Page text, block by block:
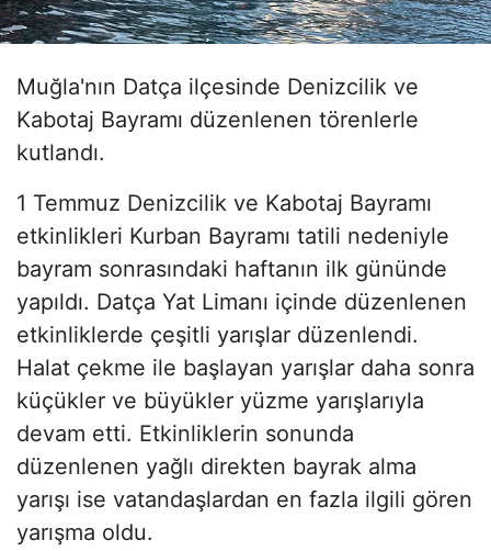
Muğla'nın Datça ilçesinde Denizcilik ve
Kabotaj Bayramı düzenlenen törenlerle
kutlandı.
1 Temmuz Denizcilik ve Kabotaj Bayramı
etkinlikleri Kurban Bayramı tatili nedeniyle
bayram sonrasındaki haftanın ilk gününde
yapıldı. Datça Yat Limanı içinde düzenlenen
etkinliklerde çeşitli yarışlar düzenlendi.
Halat çekme ile başlayan yarışlar daha sonra
küçükler ve büyükler yüzme yarışlarıyla
devam etti. Etkinliklerin sonunda
düzenlenen yağlı direkten bayrak alma
yarışı ise vatandaşlardan en fazla ilgili gören
yarışma oldu.